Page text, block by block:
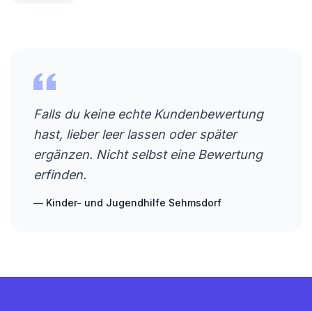
Falls du keine echte Kundenbewertung
hast, lieber leer lassen oder später
ergänzen. Nicht selbst eine Bewertung
erfinden.
— Kinder- und Jugendhilfe Sehmsdorf